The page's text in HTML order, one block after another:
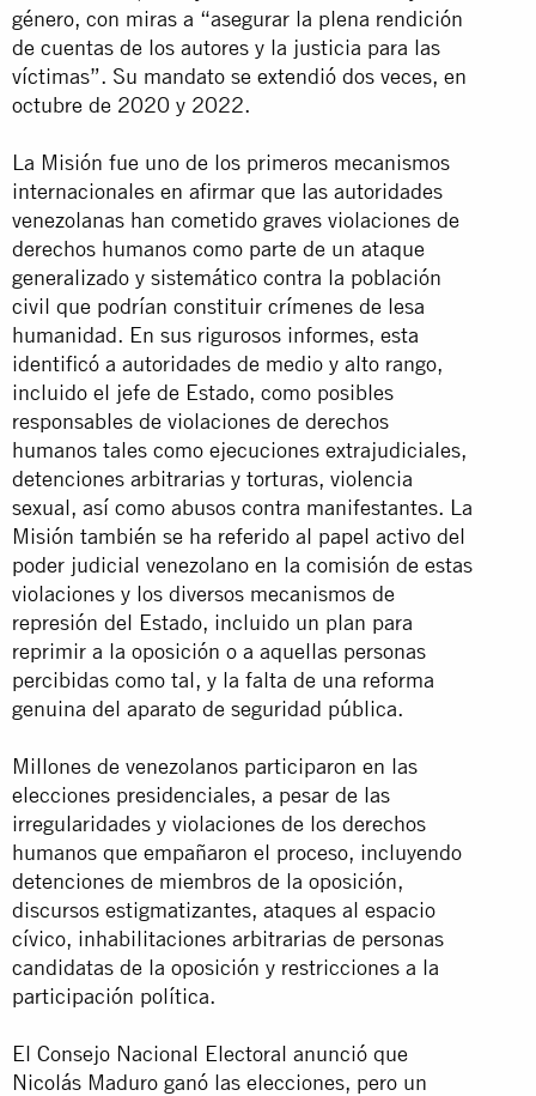
género, con miras a “asegurar la plena rendición
de cuentas de los autores y la justicia para las
víctimas”. Su mandato se extendió dos veces, en
octubre de 2020 y 2022.
La Misión fue uno de los primeros mecanismos
internacionales en afirmar que las autoridades
venezolanas han cometido graves violaciones de
derechos humanos como parte de un ataque
generalizado y sistemático contra la población
civil que podrían constituir crímenes de lesa
humanidad. En sus rigurosos informes, esta
identificó a autoridades de medio y alto rango,
incluido el jefe de Estado, como posibles
responsables de violaciones de derechos
humanos tales como ejecuciones extrajudiciales,
detenciones arbitrarias y torturas, violencia
sexual, así como abusos contra manifestantes. La
Misión también se ha referido al papel activo del
poder judicial venezolano en la comisión de estas
violaciones y los diversos mecanismos de
represión del Estado, incluido un plan para
reprimir a la oposición o a aquellas personas
percibidas como tal, y la falta de una reforma
genuina del aparato de seguridad pública.
Millones de venezolanos participaron en las
elecciones presidenciales, a pesar de las
irregularidades y violaciones de los derechos
humanos que empañaron el proceso, incluyendo
detenciones de miembros de la oposición,
discursos estigmatizantes, ataques al espacio
cívico, inhabilitaciones arbitrarias de personas
candidatas de la oposición y restricciones a la
participación política.
El Consejo Nacional Electoral anunció que
Nicolás Maduro ganó las elecciones, pero un